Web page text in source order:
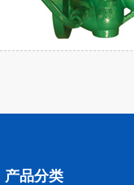
产品分类